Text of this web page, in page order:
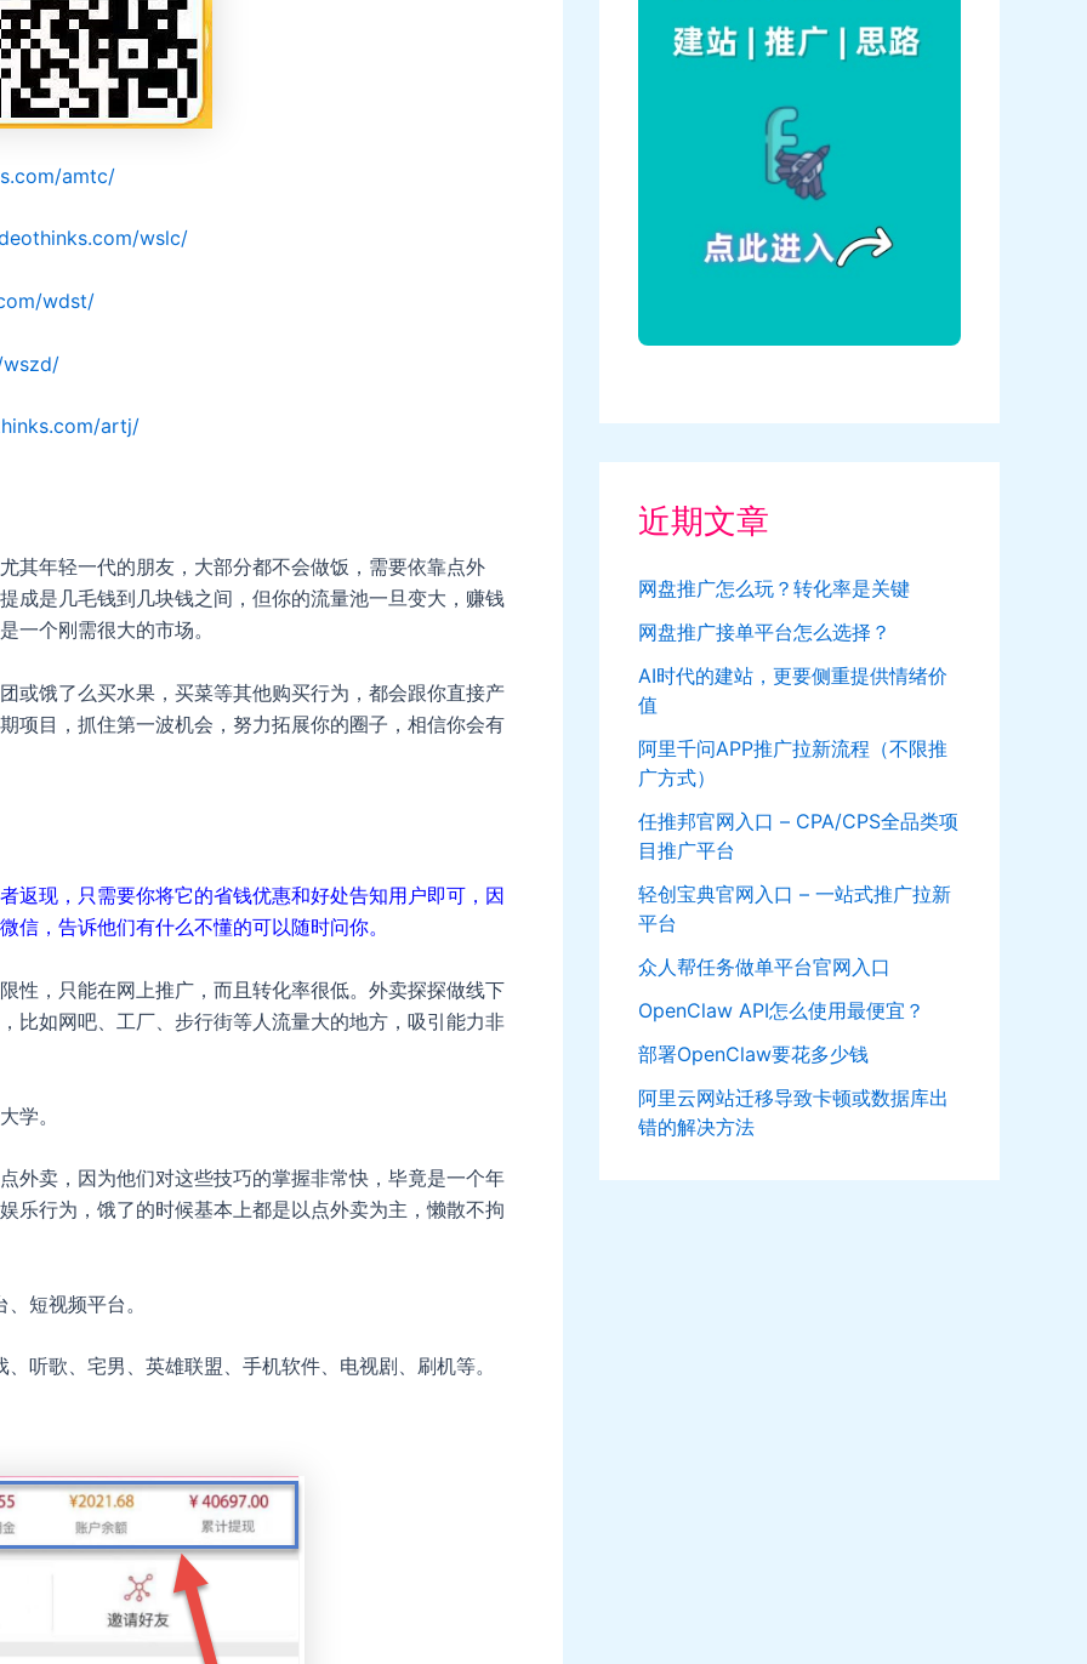
amtc/
wslc/
wdst/
artj/
其年轻一代的朋友，大部分都不会做饭，需要依靠点外
成是几毛钱到几块钱之间，但你的流量池一旦变大，赚钱
一个刚需很大的市场。
或饿了么买水果，买菜等其他购买行为，都会跟你直接产
项目，抓住第一波机会，努力拓展你的圈子，相信你会有
返现，只需要你将它的省钱优惠和好处告知用户即可，因
信，告诉他们有什么不懂的可以随时问你。
性，只能在网上推广，而且转化率很低。外卖探探做线下
比如网吧、工厂、步行街等人流量大的地方，吸引能力非
学。
外卖，因为他们对这些技巧的掌握非常快，毕竟是一个年
乐行为，饿了的时候基本上都是以点外卖为主，懒散不拘
短视频平台。
听歌、宅男、英雄联盟、手机软件、电视剧、刷机等。
近期文章
网盘推广怎么玩？转化率是关键
网盘推广接单平台怎么选择？
AI时代的建站，更要侧重提供情绪价
值
阿里千问APP推广拉新流程（不限推
广方式）
任推邦官网入口 – CPA/CPS全品类项
目推广平台
轻创宝典官网入口 – 一站式推广拉新
平台
众人帮任务做单平台官网入口
OpenClaw API怎么使用最便宜？
部署OpenClaw要花多少钱
阿里云网站迁移导致卡顿或数据库出
错的解决方法